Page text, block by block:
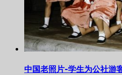
中国老照片-学生为公社游